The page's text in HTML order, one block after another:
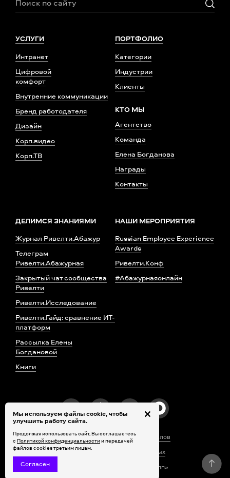
УСЛУГИ
Интранет
Цифровой
комфорт
Внутренние коммуникации
Бренд работодателя
Дизайн
Корп.видео
Корп.ТВ
ПОРТФОЛИО
Категории
Индустрии
Клиенты
КТО МЫ
Агентство
Команда
Елена Богданова
Награды
Контакты
ДЕЛИМСЯ ЗНАНИЯМИ
Журнал Ривелти.Абажур
Телеграм
Ривелти.Абажурная
Закрытый чат сообщества
Ривелти
Ривелти.Исследование
Ривелти.Гайд: сравнение ИТ-
платформ
Рассылка Елены
Богдановой
Книги
НАШИ МЕРОПРИЯТИЯ
Russian Employee Experience
Awards
Ривелти.Конф
#Абажурнаяонлайн
Правила использования материалов
Обработка персональных данных
© 2010–2026 ООО «Ривелти Групп»
Мы используем файлы cookie, чтобы
улучшить работу сайта.
Продолжая использовать сайт, Вы соглашаетесь
с Политикой конфиденциальностии передачей
файлов cookies третьим лицам.
Согласен